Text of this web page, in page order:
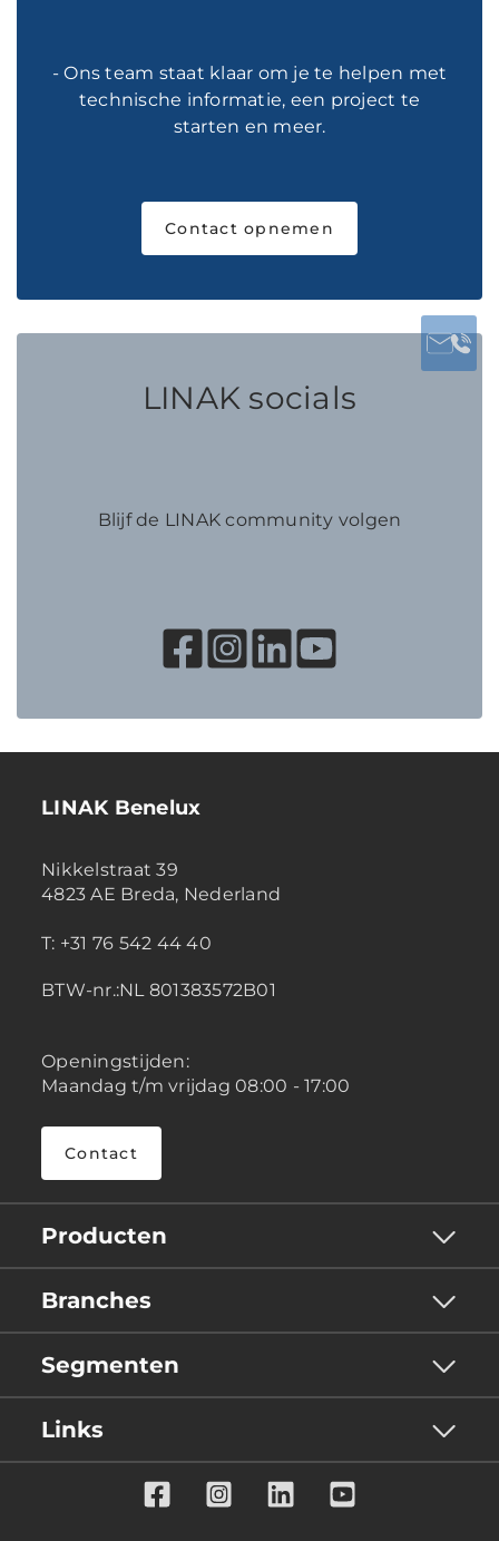
- Ons team staat klaar om je te helpen met
technische informatie, een project te
starten en meer.
Contact opnemen
LINAK socials
Blijf de LINAK community volgen
LINAK Benelux
Nikkelstraat 39
4823 AE Breda, Nederland
T: +31 76 542 44 40
BTW-nr.:NL 801383572B01
Openingstijden:
Maandag t/m vrijdag 08:00 - 17:00
Contact
Producten
Branches
Segmenten
Links